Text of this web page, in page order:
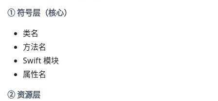
① 符号层（核心）
类名
方法名
Swift 模块
属性名
② 资源层